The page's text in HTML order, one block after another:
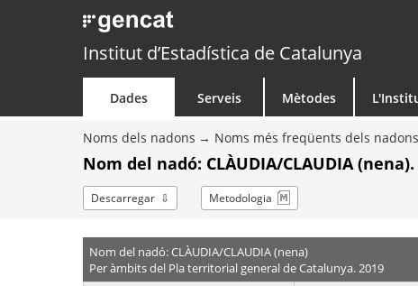
Institut d’Estadística de Catalunya
Dades Serveis Mètodes
Noms dels nadons Noms més freqüents dels nadons
Nom del nadó: CLÀUDIA/CLAUDIA
Descarregar Metodologia
Nom del nadó: CLÀUDIA/CLAUDIA (nena)
Per àmbits del Pla territorial general de Catalunya. 2019